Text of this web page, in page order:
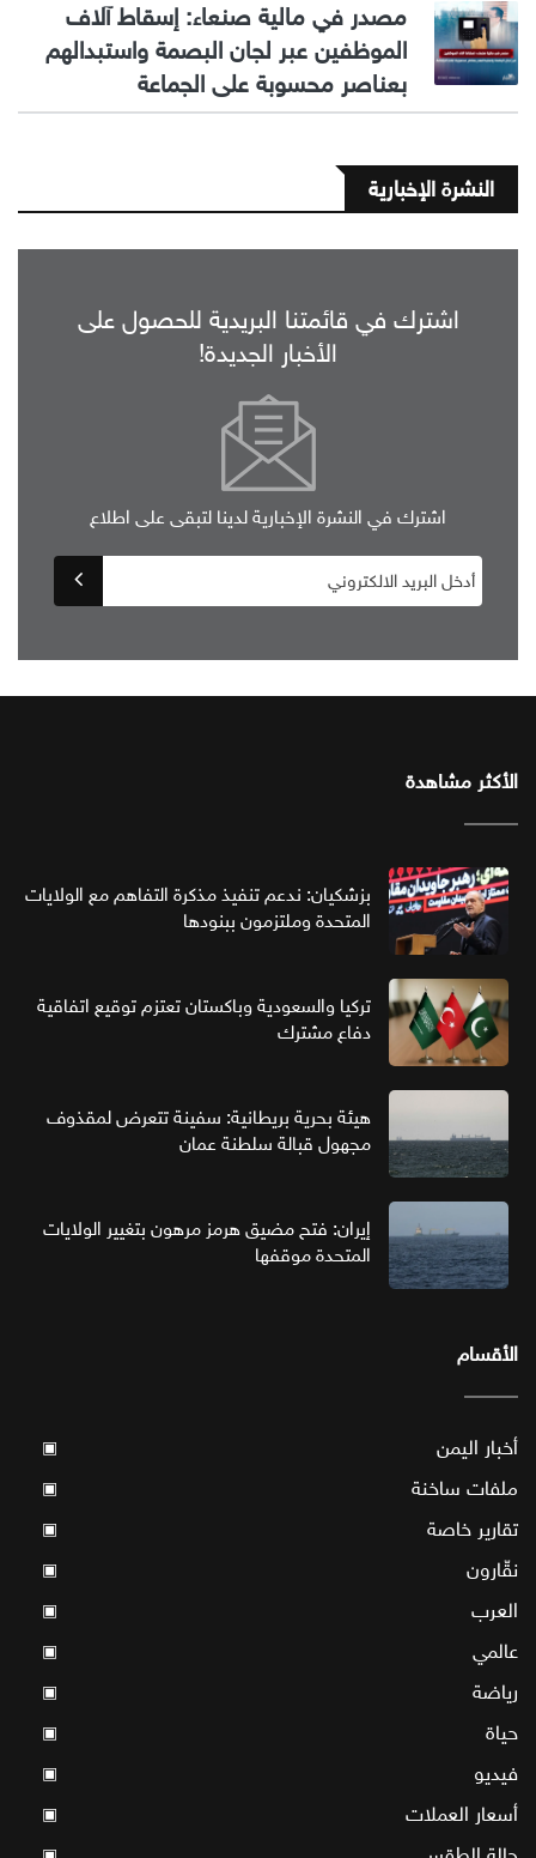
مصدر في مالية صنعاء: إسقاط آلاف
الموظفين عبر لجان البصمة واستبدالهم
بعناصر محسوبة على الجماعة
النشرة الإخبارية
اشترك في قائمتنا البريدية للحصول على
الأخبار الجديدة!
اشترك في النشرة الإخبارية لدينا لتبقى على اطلاع
الأكثر مشاهدة
بزشكيان: ندعم تنفيذ مذكرة التفاهم مع الولايات
المتحدة وملتزمون ببنودها
تركيا والسعودية وباكستان تعتزم توقيع اتفاقية
دفاع مشترك
هيئة بحرية بريطانية: سفينة تتعرض لمقذوف
مجهول قبالة سلطنة عمان
إيران: فتح مضيق هرمز مرهون بتغيير الولايات
المتحدة موقفها
الأقسام
أخبار اليمن ▣
ملفات ساخنة ▣
تقارير خاصة ▣
نقّارون ▣
العرب ▣
عالمي ▣
رياضة ▣
حياة ▣
فيديو ▣
أسعار العملات ▣